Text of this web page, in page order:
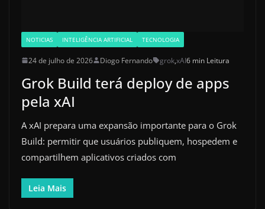
NOTICIAS INTELIGÊNCIA ARTIFICIAL TECNOLOGIA
24 de julho de 2026 Diogo Fernando grok,xAI6 min Leitura
Grok Build terá deploy de apps
pela xAI
A xAI prepara uma expansão importante para o Grok
Build: permitir que usuários publiquem, hospedem e
compartilhem aplicativos criados com
Leia Mais